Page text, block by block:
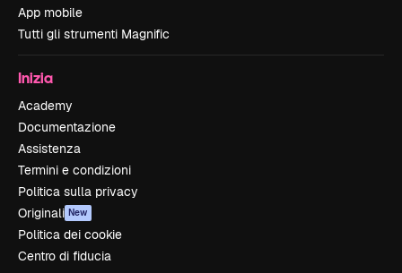
App mobile
Tutti gli strumenti Magnific
Inizia
Academy
Documentazione
Assistenza
Termini e condizioni
Politica sulla privacy
Originali New
Politica dei cookie
Centro di fiducia